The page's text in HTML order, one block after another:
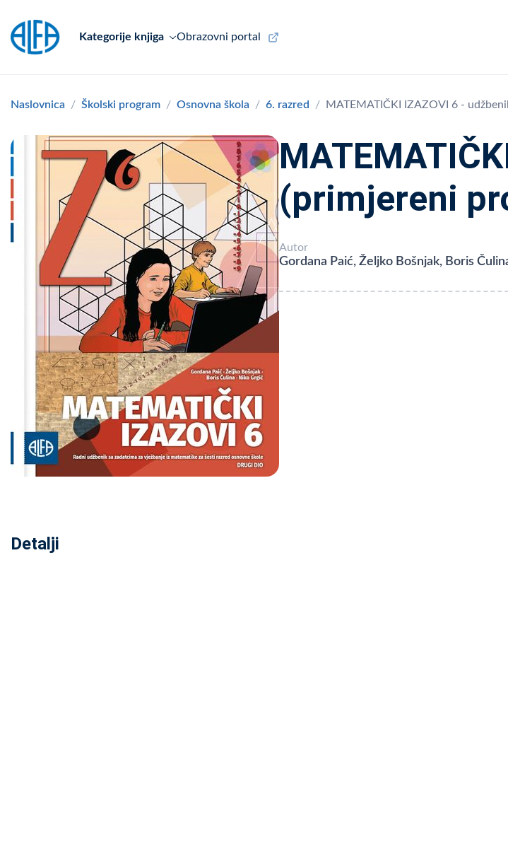
Kategorije knjiga Obrazovni portal
Naslovnica Školski program Osnovna škola 6. razred MATEMATIČKI IZAZOVI 6 -
(primjereni
Autor
Gordana Paić, Željko Bošnjak, Boris
Detalji